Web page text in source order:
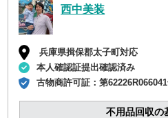
西中美装
兵庫県揖保郡太子町対応
本人確認証提出確認済み
古物商許可証：第
不用品回収の